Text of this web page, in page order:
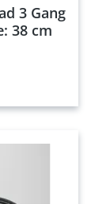
3 Gang
38 cm